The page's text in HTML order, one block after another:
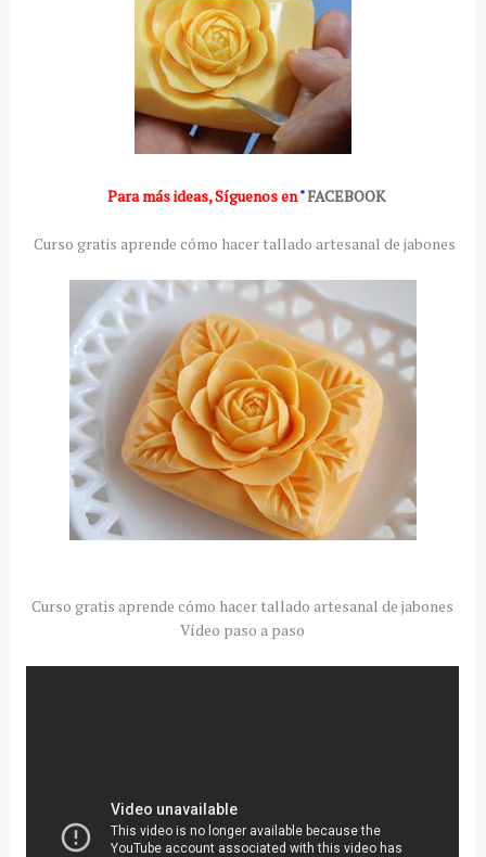
Para más ideas,Síguenos en"FACEBOOK
Curso gratis aprende cómo hacer tallado artesanal de jabones
Curso gratis aprende cómo hacer tallado artesanal de jabones
Vídeo paso a paso